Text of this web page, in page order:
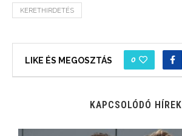
KERETHIRDETÉS
LIKE ÉS MEGOSZTÁS 0
KAPCSOLÓDÓ HÍREK